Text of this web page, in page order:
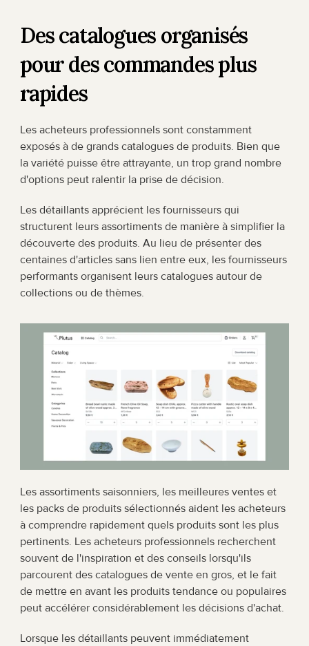
Des catalogues organisés
pour des commandes plus
rapides
Les acheteurs professionnels sont constamment
exposés à de grands catalogues de produits. Bien que
la variété puisse être attrayante, un trop grand nombre
d'options peut ralentir la prise de décision.
Les détaillants apprécient les fournisseurs qui
structurent leurs assortiments de manière à simplifier la
découverte des produits. Au lieu de présenter des
centaines d'articles sans lien entre eux, les fournisseurs
performants organisent leurs catalogues autour de
collections ou de thèmes.
Les assortiments saisonniers, les meilleures ventes et
les packs de produits sélectionnés aident les acheteurs
à comprendre rapidement quels produits sont les plus
pertinents. Les acheteurs professionnels recherchent
souvent de l'inspiration et des conseils lorsqu'ils
parcourent des catalogues de vente en gros, et le fait
de mettre en avant les produits tendance ou populaires
peut accélérer considérablement les décisions d'achat.
Lorsque les détaillants peuvent immédiatement